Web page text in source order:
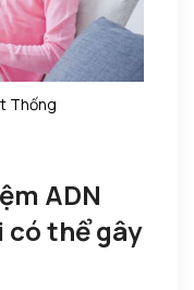
Thống
ADN
thể gây